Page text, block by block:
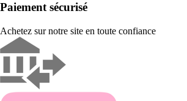
Paiement sécurisé
Achetez sur notre site en toute confiance